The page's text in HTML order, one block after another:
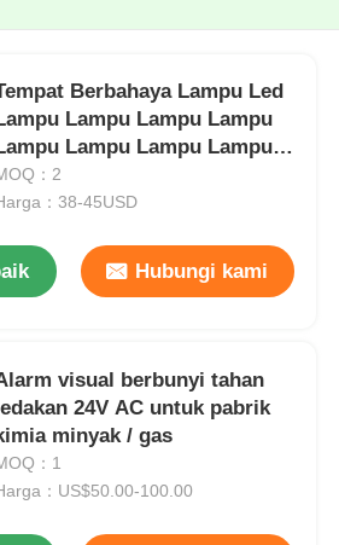
Berbahaya Lampu Led
Lampu Lampu Lampu
Lampu Lampu Lampu
Lampu
：2
：38-45USD
Hubungi kami
visual berbunyi tahan
24V AC untuk pabrik
minyak / gas
：1
：US$50.00-100.00